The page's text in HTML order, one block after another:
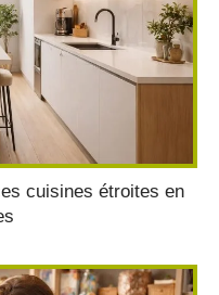
cuisines étroites en